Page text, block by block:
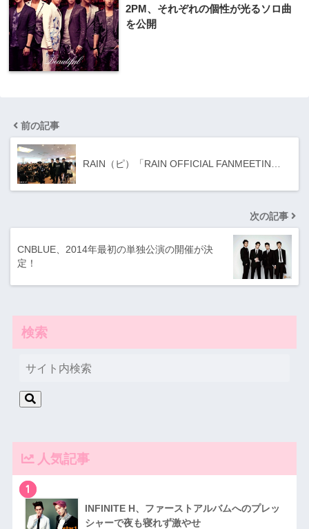
2PM、それぞれの個性が光るソロ曲
を公開
前の記事
RAIN（ピ）「RAIN OFFICIAL FANMEETIN…
次の記事
CNBLUE、2​014年最初の単独公​演の開催が決
定！
検索
人気記事
1
INFINITE H、ファーストアルバムへのプレッ
シャーで夜も寝れず激やせ